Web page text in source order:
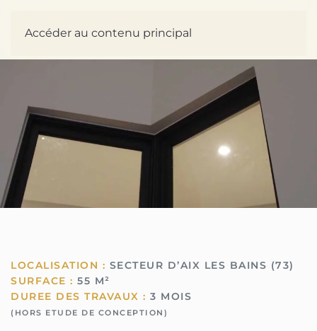
Accéder au contenu principal
LOCALISATION : SECTEUR D’AIX LES BAINS (73)
SURFACE : 55 M²
DUREE DES TRAVAUX : 3 MOIS
(HORS ETUDE DE CONCEPTION)